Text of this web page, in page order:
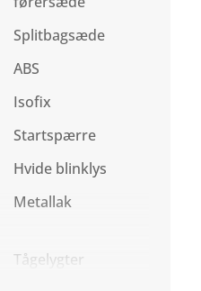
Splitbagsæde
ABS
Isofix
Startspærre
Hvide blinklys
Metallak
Tågelygter